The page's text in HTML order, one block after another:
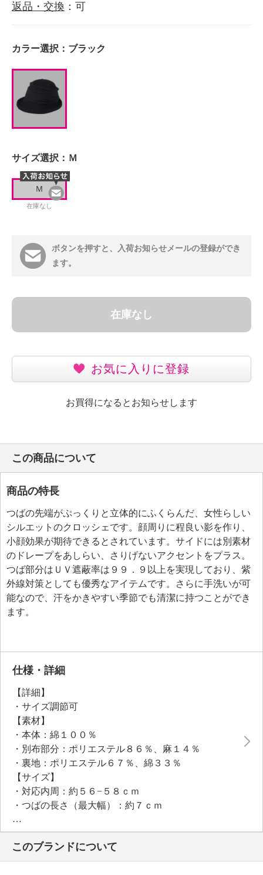
返品・交換 ：可
カラー選択： ブラック
サイズ選択： Ｍ
Ｍ
在庫なし
ボタンを押すと、入荷お知らせメールの登録ができ
ます。
在庫なし
お気に入りに登録
お買得になるとお知らせします
この商品について
商品の特長
つばの先端がぷっくりと立体的にふくらんだ、女性らしい
シルエットのクロッシェです。顔周りに程良い影を作り、
小顔効果が期待できるとされています。サイドには別素材
のドレープをあしらい、さりげないアクセントをプラス。
つば部分はＵＶ遮蔽率は９９．９以上を実現しており、紫
外線対策としても優秀なアイテムです。さらに手洗いが可
能なので、汗をかきやすい季節でも清潔に持つことができ
ます。
仕様・詳細
【詳細】
・サイズ調節可
【素材】
・本体：綿１００％
・別布部分：ポリエステル８６％、麻１４％
・裏地：ポリエステル６７％、綿３３％
【サイズ】
・対応内周：約５６−５８ｃｍ
・つばの長さ（最大幅）：約７ｃｍ
【メンテナンス（絵表示ラベル）】
・手洗い：可
・漂白処理：塩素系・酸素系漂白不可
・タンブル乾燥：不可
このブランドについて